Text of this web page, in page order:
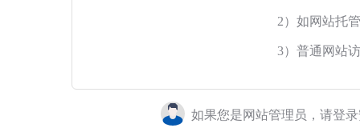
2）如网站托
3）普通网站
如果您是网站管理员，请登